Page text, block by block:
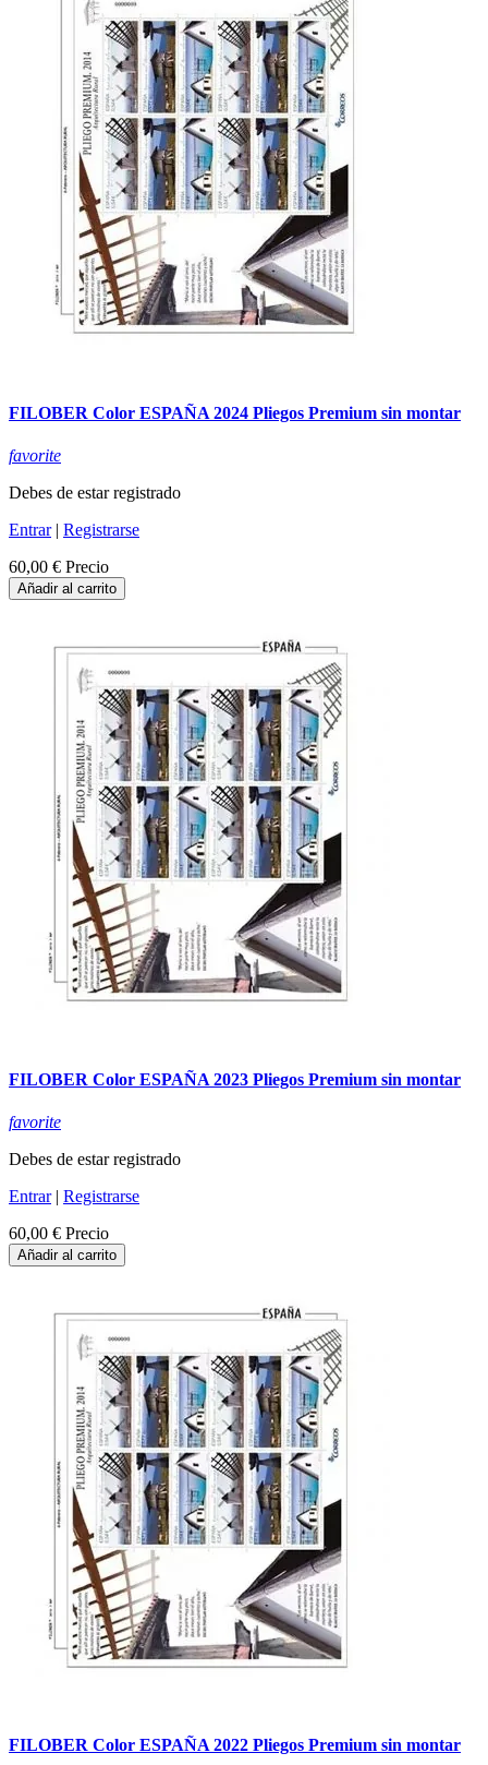
FILOBER Color ESPAÑA 2024 Pliegos Premium sin montar
favorite
Debes de estar registrado
Entrar| Registrarse
60,00 € Precio
Añadir al carrito
FILOBER Color ESPAÑA 2023 Pliegos Premium sin montar
favorite
Debes de estar registrado
Entrar| Registrarse
60,00 € Precio
Añadir al carrito
FILOBER Color ESPAÑA 2022 Pliegos Premium sin montar